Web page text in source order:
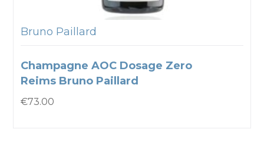
Bruno Paillard
Champagne AOC Dosage Zero
Reims Bruno Paillard
€73.00